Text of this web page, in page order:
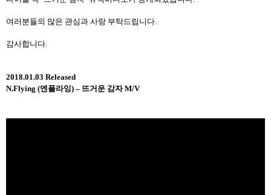
여러분들의 많은 관심과 사랑 부탁드립니다.
감사합니다.
2018.01.03 Released
N.Flying (엔플라잉) – 뜨거운 감자M/V